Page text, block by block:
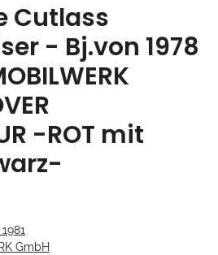
Cutlass
- Bj.von 1978
-ROT mit
GmbH